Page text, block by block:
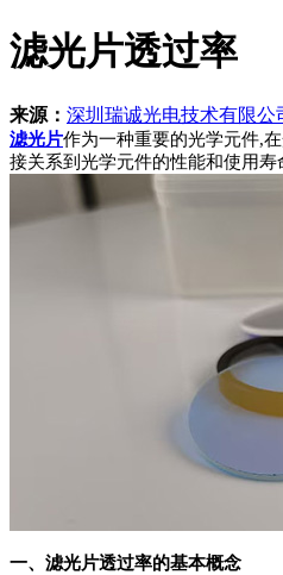
滤光片透过率
来源： 深圳瑞诚光电技术有限公
滤光片作为一种重要的光学元件,
接关系到光学元件的性能和使用寿
一、滤光片透过率的基本概念